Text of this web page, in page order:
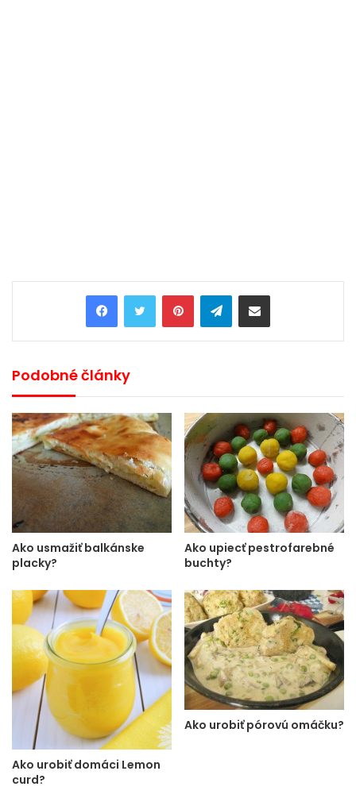
PinterestTelegramShare via Email
Podobné články
Ako usmažiť balkánske
placky?
Ako upiecť pestrofarebné
buchty?
Ako urobiť domáci Lemon
curd?
Ako urobiť pórovú omáčku?